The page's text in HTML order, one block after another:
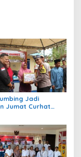
Jadi
Jumat Curhat
Sembako